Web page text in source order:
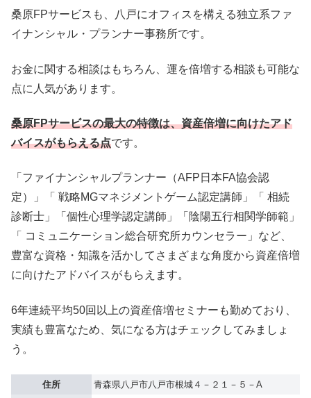
桑原FPサービスも、八戸にオフィスを構える独立系ファ
イナンシャル・プランナー事務所です。
お金に関する相談はもちろん、運を倍増する相談も可能な
点に人気があります。
桑原FPサービスの最大の特徴は、資産倍増に向けたアド
バイスがもらえる点です。
「ファイナンシャルプランナー（AFP日本FA協会認
定）」「 戦略MGマネジメントゲーム認定講師」「 相続
診断士」「個性心理学認定講師」「陰陽五行相関学師範」
「 コミュニケーション総合研究所カウンセラー」など、
豊富な資格・知識を活かしてさまざまな角度から資産倍増
に向けたアドバイスがもらえます。
6年連続平均50回以上の資産倍増セミナーも勤めており、
実績も豊富なため、気になる方はチェックしてみましょ
う。
住所
青森県八戸市八戸市根城４－２１－５－A